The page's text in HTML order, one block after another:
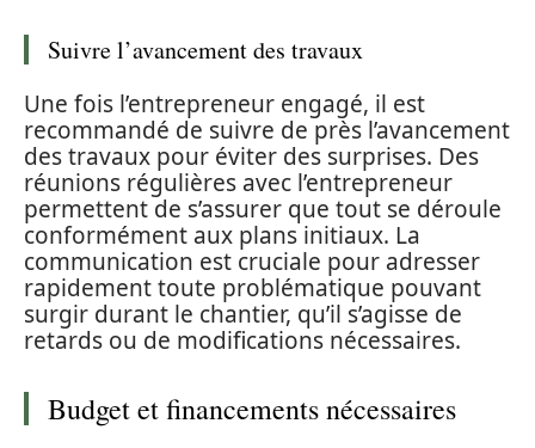
Suivre l’avancement des travaux
Une fois l’entrepreneur engagé, il est
recommandé de suivre de près l’avancement
des travaux pour éviter des surprises. Des
réunions régulières avec l’entrepreneur
permettent de s’assurer que tout se déroule
conformément aux plans initiaux. La
communication est cruciale pour adresser
rapidement toute problématique pouvant
surgir durant le chantier, qu’il s’agisse de
retards ou de modifications nécessaires.
Budget et financements nécessaires